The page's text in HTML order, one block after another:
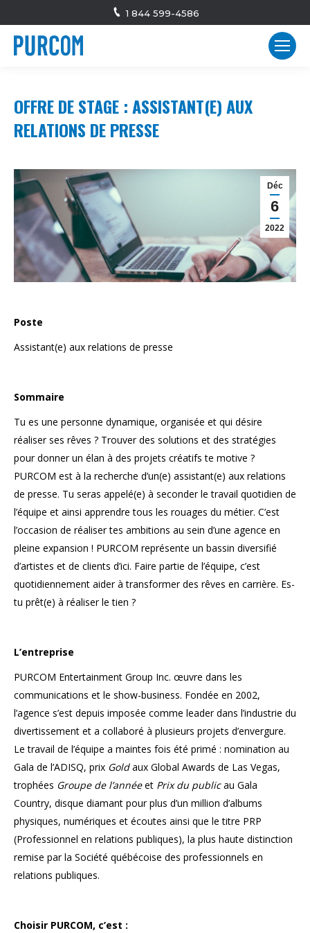
1 844 599-4586
OFFRE DE STAGE : ASSISTANT(E) AUX
RELATIONS DE PRESSE
Déc
6
2022
Poste
Assistant(e) aux relations de presse
Sommaire
Tu es une personne dynamique, organisée et qui désire
réaliser ses rêves ? Trouver des solutions et des stratégies
pour donner un élan à des projets créatifs te motive ?
PURCOM est à la recherche d’un(e) assistant(e) aux relations
de presse. Tu seras appelé(e) à seconder le travail quotidien de
l’équipe et ainsi apprendre tous les rouages du métier. C’est
l’occasion de réaliser tes ambitions au sein d’une agence en
pleine expansion ! PURCOM représente un bassin diversifié
d’artistes et de clients d’ici. Faire partie de l’équipe, c’est
quotidiennement aider à transformer des rêves en carrière. Es-
tu prêt(e) à réaliser le tien ?
L’entreprise
PURCOM Entertainment Group Inc. œuvre dans les
communications et le show-business. Fondée en 2002,
l’agence s’est depuis imposée comme leader dans l’industrie du
divertissement et a collaboré à plusieurs projets d’envergure.
Le travail de l’équipe a maintes fois été primé : nomination au
Gala de l’ADISQ, prix Goldaux Global Awards de Las Vegas,
trophées Groupe de l’annéeet Prix du publicau Gala
Country, disque diamant pour plus d’un million d’albums
physiques, numériques et écoutes ainsi que le titre PRP
(Professionnel en relations publiques), la plus haute distinction
remise par la Société québécoise des professionnels en
relations publiques.
Choisir PURCOM, c’est :